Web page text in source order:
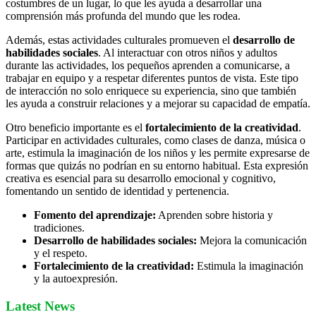
costumbres de un lugar, lo que les ayuda a desarrollar una
comprensión más profunda del mundo que les rodea.
Además, estas actividades culturales promueven el desarrollo de
habilidades sociales. Al interactuar con otros niños y adultos
durante las actividades, los pequeños aprenden a comunicarse, a
trabajar en equipo y a respetar diferentes puntos de vista. Este tipo
de interacción no solo enriquece su experiencia, sino que también
les ayuda a construir relaciones y a mejorar su capacidad de empatía.
Otro beneficio importante es el fortalecimiento de la creatividad.
Participar en actividades culturales, como clases de danza, música o
arte, estimula la imaginación de los niños y les permite expresarse de
formas que quizás no podrían en su entorno habitual. Esta expresión
creativa es esencial para su desarrollo emocional y cognitivo,
fomentando un sentido de identidad y pertenencia.
Fomento del aprendizaje: Aprenden sobre historia y
tradiciones.
Desarrollo de habilidades sociales: Mejora la comunicación
y el respeto.
Fortalecimiento de la creatividad: Estimula la imaginación
y la autoexpresión.
Latest News